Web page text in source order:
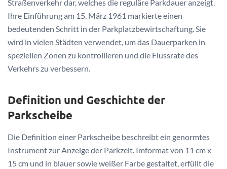
Straßenverkehr dar, welches die reguläre Parkdauer anzeigt.
Ihre Einführung am 15. März 1961 markierte einen
bedeutenden Schritt in der Parkplatzbewirtschaftung. Sie
wird in vielen Städten verwendet, um das Dauerparken in
speziellen Zonen zu kontrollieren und die Flussrate des
Verkehrs zu verbessern.
Definition und Geschichte der
Parkscheibe
Die Definition einer Parkscheibe beschreibt ein genormtes
Instrument zur Anzeige der Parkzeit. Imformat von 11 cm x
15 cm und in blauer sowie weißer Farbe gestaltet, erfüllt die